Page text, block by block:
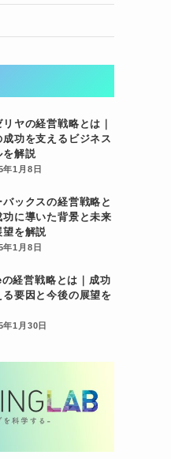
ヤの経営戦略とは｜
成功を支えるビジネス
を解説
年1月8日
バックスの経営戦略と
功に導いた背景と未来
望を解説
年1月8日
経営戦略とは｜成功
る要因と今後の展望を
年1月30日